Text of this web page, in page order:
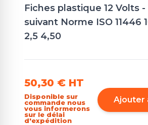
Fiches plastique 12 Volts -
suivant Norme ISO 11446
2,5 4,50
50,30 € HT
Disponible sur
commande nous
vous informerons
sur le délai
d'expédition
Ajouter